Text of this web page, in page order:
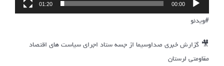
00:00
01:20
#ویدئو
🎥 گزارش خبری صداوسیما از جسه ستاد اجرای سیاست های اقتصاد
مقاومتی لرستان